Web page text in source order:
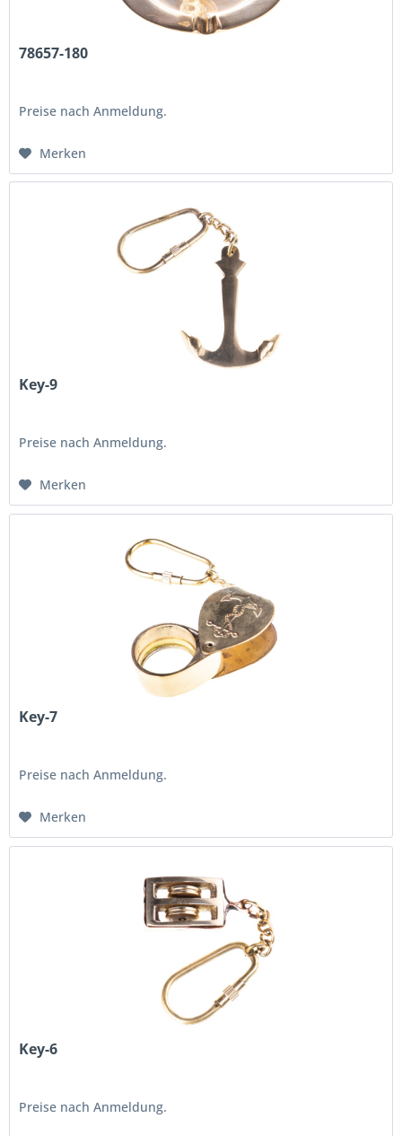
78657-180
Preise nach Anmeldung.
Merken
Key-9
Preise nach Anmeldung.
Merken
Key-7
Preise nach Anmeldung.
Merken
Key-6
Preise nach Anmeldung.